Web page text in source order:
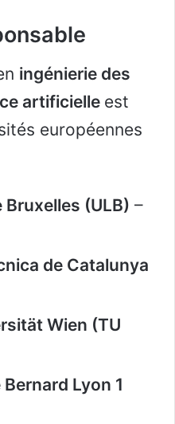
ingénierie des
artificielle est
européennes
(ULB) –
de Catalunya
Wien (TU
Lyon 1